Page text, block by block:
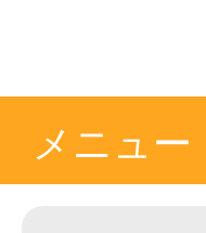
メニュー